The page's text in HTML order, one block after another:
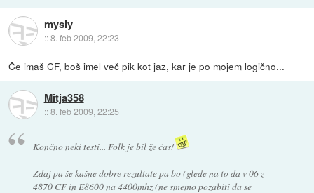
mysly
::8. feb 2009, 22:23
Če imaš CF, boš imel več pik kot jaz, kar je po mojem logično...
Mitja358
::8. feb 2009, 22:25
Končno neki testi... Folk je bil že čas!
Zdaj pa še kašne dobre rezultate pa bo (glede na to da v 06 z
4870 CF in E8600 na 4400mhz (ne smemo pozabiti da se